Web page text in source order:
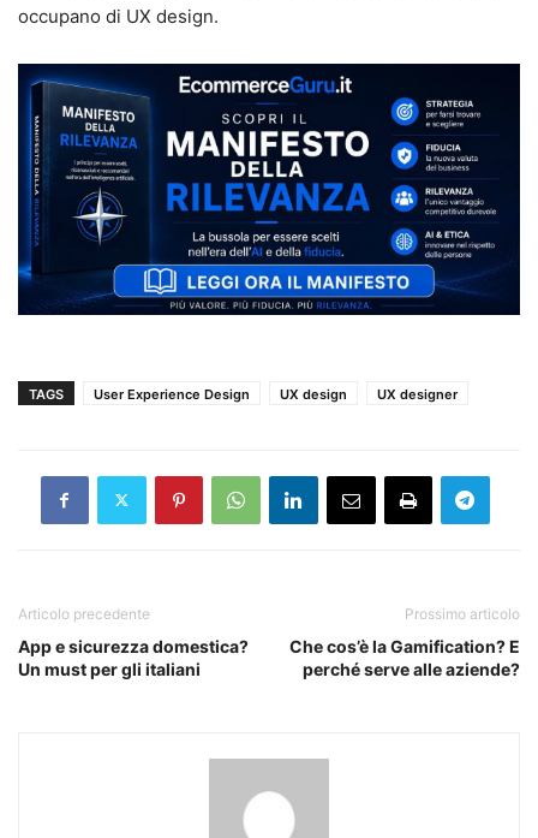
occupano di UX design.
TAGS User Experience Design UX design UX designer
Articolo precedente
App e sicurezza domestica?
Un must per gli italiani
Prossimo articolo
Che cos’è la Gamification? E
perché serve alle aziende?